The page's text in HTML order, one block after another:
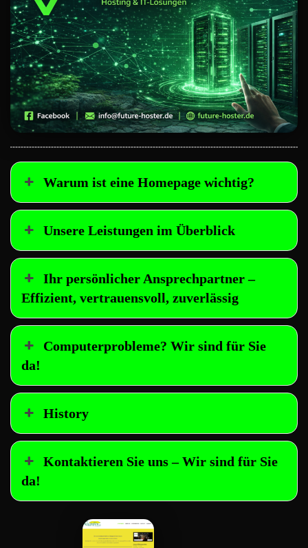
Warum ist eine Homepage wichtig?
Unsere Leistungen im Überblick
Ihr persönlicher Ansprechpartner –
Effizient, vertrauensvoll, zuverlässig
Computerprobleme? Wir sind für Sie
da!
History
Kontaktieren Sie uns – Wir sind für Sie
da!